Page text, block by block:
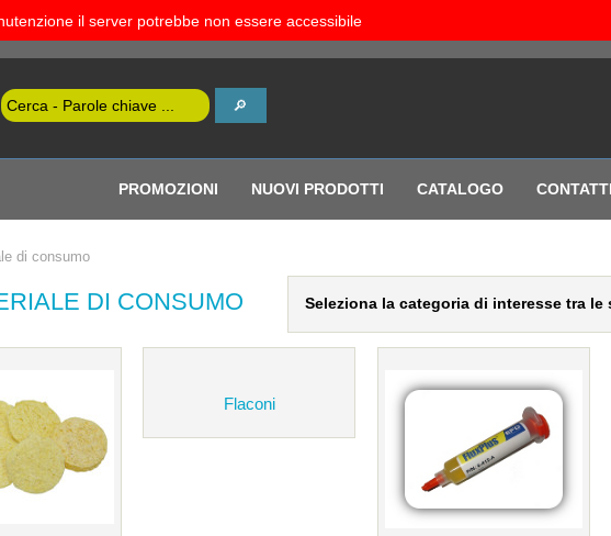
il server potrebbe non essere accessibile
PROMOZIONI NUOVI PRODOTTI CATALOGO CONTATTI
di consumo
DI CONSUMO Seleziona la categoria di interesse tra
Flaconi